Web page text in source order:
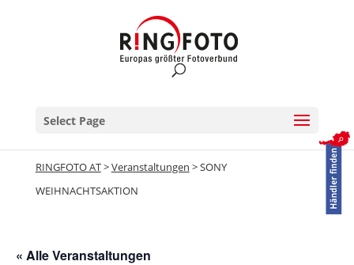
Select Page
RINGFOTO AT>Veranstaltungen >SONY
WEIHNACHTSAKTION
« Alle Veranstaltungen